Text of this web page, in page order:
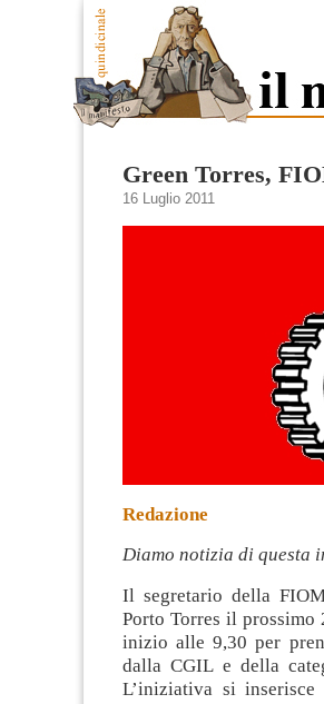
Green Torres,
16 Luglio 2011
Redazione
Diamo notizia di questa
Il segretario della
Porto Torres il
inizio alle 9,30 per
dalla CGIL e della
L’iniziativa si inserisce